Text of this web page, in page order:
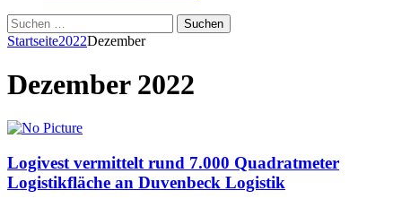
Suchen
nach:
Startseite2022Dezember
Dezember 2022
Logivest vermittelt rund 7.000 Quadratmeter
Logistikfläche an Duvenbeck Logistik